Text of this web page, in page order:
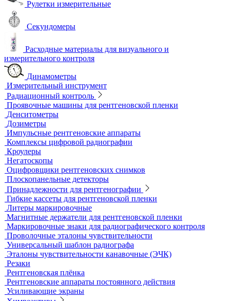
Визуальный и измерительный контроль
ВИК
Видеоэндоскопы
Высокоскоростные камеры
Измерители шероховатости
Испытательные динамометрические стенды
Лупы
Микроскопы
Образцы шероховатости поверхности
Принадлежности для визуального и измерительного
контроля
Рулетки измерительные
Секундомеры
Расходные материалы для визуального и
измерительного контроля
Динамометры
Измерительный инструмент
Радиационный контроль
Проявочные машины для рентгеновской пленки
Денситометры
Дозиметры
Импульсные рентгеновские аппараты
Комплексы цифровой радиографии
Кроулеры
Негатоскопы
Оцифровщики рентгеновских снимков
Плоскопанельные детекторы